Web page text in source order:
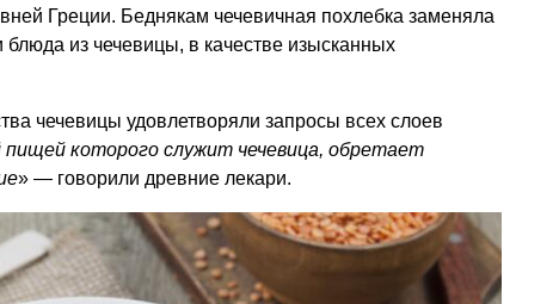
Греции. Беднякам чечевичная похлебка заменяла
из чечевицы, в качестве изысканных
чечевицы удовлетворяли запросы всех слоев
пищей которого служит чечевица, обретает
» — говорили древние лекари.